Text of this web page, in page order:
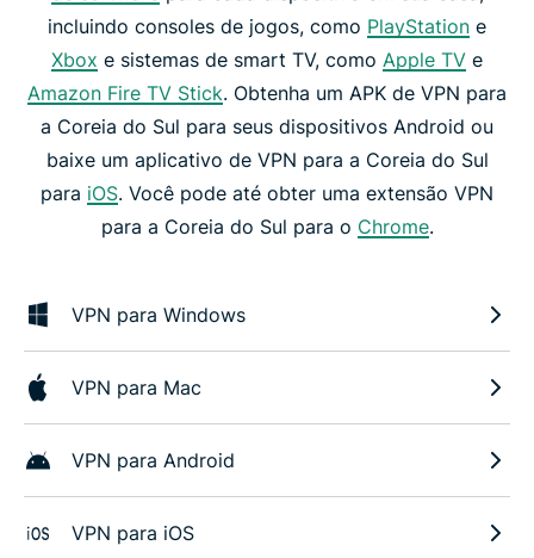
incluindo consoles de jogos, como PlayStation e
Xbox e sistemas de smart TV, como Apple TV e
Amazon Fire TV Stick. Obtenha um APK de VPN para
a Coreia do Sul para seus dispositivos Android ou
baixe um aplicativo de VPN para a Coreia do Sul
para iOS. Você pode até obter uma extensão VPN
para a Coreia do Sul para o Chrome.
VPN para Windows
VPN para Mac
VPN para Android
VPN para iOS